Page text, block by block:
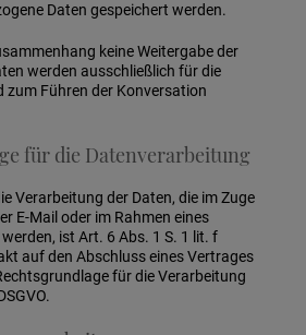
Daten gespeichert werden.
keine Weitergabe der
werden ausschließlich für die
Führen der Konversation
für die Datenverarbeitung
Verarbeitung der Daten, die im Zuge
E-Mail oder im Rahmen eines
ist Art. 6 Abs. 1 S. 1 lit. f
auf den Abschluss eines Vertrages
für die Verarbeitung